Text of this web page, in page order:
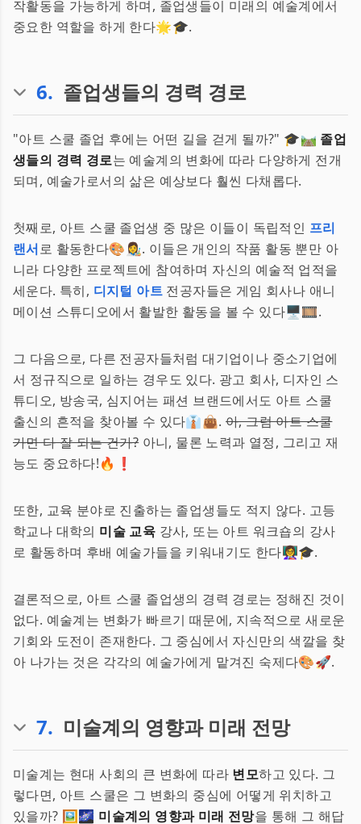
작활동을 가능하게 하며, 졸업생들이 미래의 예술계에서
중요한 역할을 하게 한다🌟🎓.
6. 졸업생들의 경력 경로
"아트 스쿨 졸업 후에는 어떤 길을 걷게 될까?" 🎓🛤️ 졸업
생들의 경력 경로는 예술계의 변화에 따라 다양하게 전개
되며, 예술가로서의 삶은 예상보다 훨씬 다채롭다.
첫째로, 아트 스쿨 졸업생 중 많은 이들이 독립적인 프리
랜서로 활동한다🎨👩‍🎨. 이들은 개인의 작품 활동 뿐만 아
니라 다양한 프로젝트에 참여하며 자신의 예술적 업적을
세운다. 특히, 디지털 아트 전공자들은 게임 회사나 애니
메이션 스튜디오에서 활발한 활동을 볼 수 있다🖥️🎞️.
그 다음으로, 다른 전공자들처럼 대기업이나 중소기업에
서 정규직으로 일하는 경우도 있다. 광고 회사, 디자인 스
튜디오, 방송국, 심지어는 패션 브랜드에서도 아트 스쿨
출신의 흔적을 찾아볼 수 있다👔👜. 아, 그럼 아트 스쿨
가면 다 잘 되는 건가?아니, 물론 노력과 열정, 그리고 재
능도 중요하다!🔥❗
또한, 교육 분야로 진출하는 졸업생들도 적지 않다. 고등
학교나 대학의 미술 교육 강사, 또는 아트 워크숍의 강사
로 활동하며 후배 예술가들을 키워내기도 한다👩‍🏫🎓.
결론적으로, 아트 스쿨 졸업생의 경력 경로는 정해진 것이
없다. 예술계는 변화가 빠르기 때문에, 지속적으로 새로운
기회와 도전이 존재한다. 그 중심에서 자신만의 색깔을 찾
아 나가는 것은 각각의 예술가에게 맡겨진 숙제다🎨🚀.
7. 미술계의 영향과 미래 전망
미술계는 현대 사회의 큰 변화에 따라 변모하고 있다. 그
렇다면, 아트 스쿨은 그 변화의 중심에 어떻게 위치하고
있을까? 🖼️🌌 미술계의 영향과 미래 전망을 통해 그 해답